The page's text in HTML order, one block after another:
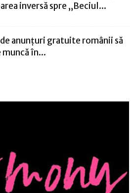
inversă spre „Beciul...
anunțuri gratuite românii să
muncă în...